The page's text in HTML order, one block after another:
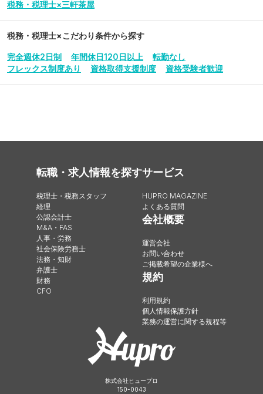
税務・税理士×三軒茶屋
税務・税理士×こだわり条件から探す
完全週休2日制 年間休日120日以上
転勤なし
フレックス制度あり
資格取得支援制度 資格受験者歓迎
転職・求人情報を探す
税理士・税務スタッフ
経理
公認会計士
M&A・FAS
人事・労務
社会保険労務士
法務・知財
弁護士
財務
CFO
サービス
HUPRO MAGAZINE
よくある質問
会社概要
運営会社
お問い合わせ
ご掲載希望の企業様へ
規約
利用規約
個人情報保護方針
業務の運営に関する規程等
株式会社ヒュープロ
150-0043